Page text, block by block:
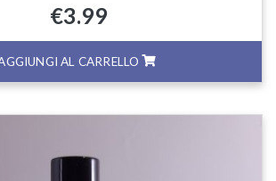
€3.99
AL CARRELLO